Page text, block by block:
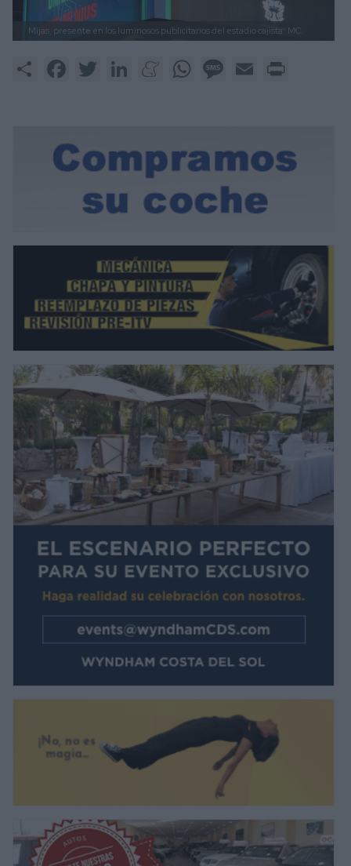
Mijas, presente en los luminosos publicitarios del estadio cajista. MC.
Share FacebookTwitter LinkedInMeneameWhatsAppMessage
Email